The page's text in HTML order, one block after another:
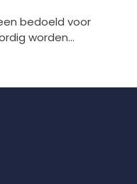
bedoeld voor
worden…